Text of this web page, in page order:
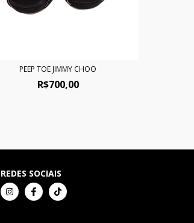
PEEP TOE JIMMY CHOO
R$700,00
REDES SOCIAIS